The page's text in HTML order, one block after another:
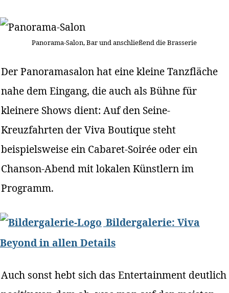
Panorama-Salon, Bar und anschließend die Brasserie
Der Panoramasalon hat eine kleine Tanzfläche
nahe dem Eingang, die auch als Bühne für
kleinere Shows dient: Auf den Seine-
Kreuzfahrten der Viva Boutique steht
beispielsweise ein Cabaret-Soirée oder ein
Chanson-Abend mit lokalen Künstlern im
Programm.
Bildergalerie: Viva
Beyond in allen Details
Auch sonst hebt sich das Entertainment deutlich